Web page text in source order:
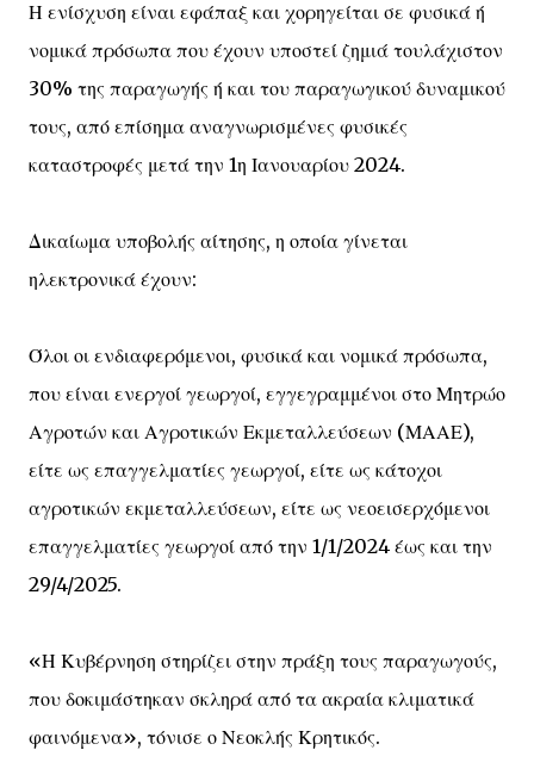
Η ενίσχυση είναι εφάπαξ και χορηγείται σε φυσικά ή
νομικά πρόσωπα που έχουν υποστεί ζημιά τουλάχιστον
30% της παραγωγής ή και του παραγωγικού δυναμικού
τους, από επίσημα αναγνωρισμένες φυσικές
καταστροφές μετά την 1η Ιανουαρίου 2024.
Δικαίωμα υποβολής αίτησης, η οποία γίνεται
ηλεκτρονικά έχουν:
Όλοι οι ενδιαφερόμενοι, φυσικά και νομικά πρόσωπα,
που είναι ενεργοί γεωργοί, εγγεγραμμένοι στο Μητρώο
Αγροτών και Αγροτικών Εκμεταλλεύσεων (ΜΑΑΕ),
είτε ως επαγγελματίες γεωργοί, είτε ως κάτοχοι
αγροτικών εκμεταλλεύσεων, είτε ως νεοεισερχόμενοι
επαγγελματίες γεωργοί από την 1/1/2024 έως και την
29/4/2025.
«Η Κυβέρνηση στηρίζει στην πράξη τους παραγωγούς,
που δοκιμάστηκαν σκληρά από τα ακραία κλιματικά
φαινόμενα», τόνισε ο Νεοκλής Κρητικός.